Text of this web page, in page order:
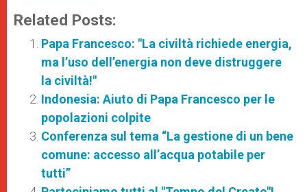
Related Posts:
Papa Francesco: "La civiltà richiede energia,
ma l’uso dell’energia non deve distruggere
la civiltà!"
Indonesia: Aiuto di Papa Francesco per le
popolazioni colpite
Conferenza sul tema “La gestione di un bene
comune: accesso all’acqua potabile per
tutti”